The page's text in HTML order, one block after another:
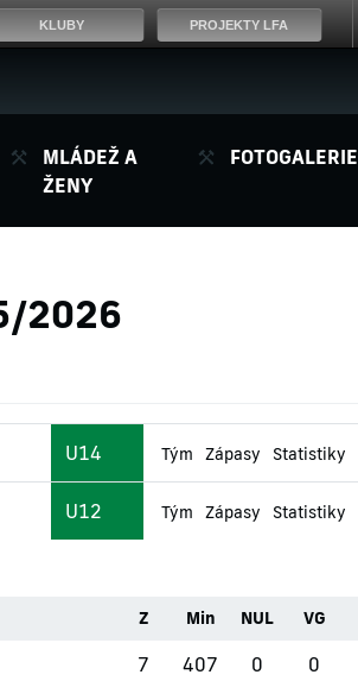
MLÁDEŽ A
ŽENY
FOTOGALERIE
2026
U14 Tým Zápasy Statistiky
U12 Tým Zápasy Statistiky
Z Min NUL VG
7 407 0 0
KLUBY PROJEKTY LFA